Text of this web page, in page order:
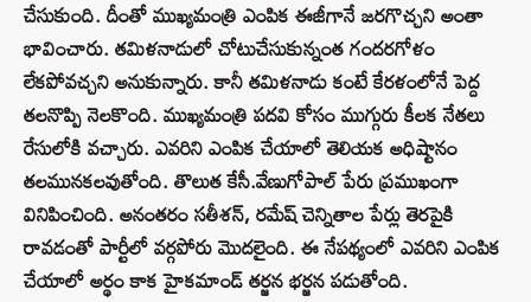
చేసుకుంది. దీంతో ముఖ్యమంత్రి ఎంపిక ఈజీగానే జరగొచ్చని అంతా
భావించారు. తమిళనాడులో చోటుచేసుకున్నంత గందరగోళం
లేకపోవచ్చని అనుకున్నారు. కానీ తమిళనాడు కంటే కేరళంలోనే పెద్ద
తలనొప్పి నెలకొంది. ముఖ్యమంత్రి పదవి కోసం ముగ్గురు కీలక నేతలు
రేసులోకి వచ్చారు. ఎవరిని ఎంపిక చేయాలో తెలియక అధిష్టానం
తలమునకలవుతోంది. తొలుత కేసీ.వేణుగోపాల్ పేరు ప్రముఖంగా
వినిపించింది. అనంతరం సతీశన్, రమేష్ చెన్నితాల పేర్లు తెరపైకి
రావడంతో పార్టీలో వర్గపోరు మొదలైంది. ఈ నేపథ్యంలో ఎవరిని ఎంపిక
చేయాలో అర్థం కాక హైకమాండ్ తర్జన భర్జన పడుతోంది.